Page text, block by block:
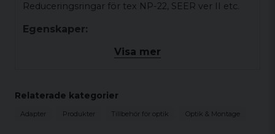
Reduceringsringar för tex NP-22, SEER ver II etc.
Egenskaper:
Kräver en Night Pearl Reduceringsring
specifikt för din enhet
Visa mer
Relaterade kategorier
Adapter Produkter Tillbehör för optik Optik & Montage